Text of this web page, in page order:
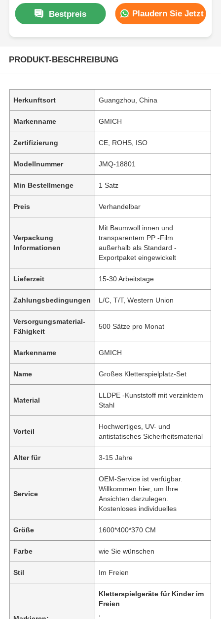
Bestpreis Plaudern Sie Jetzt
PRODUKT-BESCHREIBUNG
Herkunftsort Guangzhou, China
Markenname GMICH
Zertifizierung CE, ROHS, ISO
Modellnummer JMQ-18801
Min Bestellmenge 1 Satz
Preis Verhandelbar
Verpackung
Informationen
Mit Baumwoll innen und
transparentem PP -Film
außerhalb als Standard -
Exportpaket eingewickelt
Lieferzeit 15-30 Arbeitstage
Zahlungsbedingungen L/C, T/T, Western Union
Versorgungsmaterial-
Fähigkeit
500 Sätze pro Monat
Markenname GMICH
Name Großes Kletterspielplatz-Set
Material
LLDPE -Kunststoff mit verzinktem
Stahl
Vorteil
Hochwertiges, UV- und
antistatisches Sicherheitsmaterial
Alter für 3-15 Jahre
Service
OEM-Service ist verfügbar.
Willkommen hier, um Ihre
Ansichten darzulegen.
Kostenloses individuelles
Größe 1600*400*370 CM
Farbe wie Sie wünschen
Stil Im Freien
Kletterspielgeräte für Kinder im
Freien